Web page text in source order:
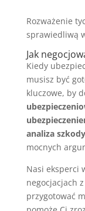
Rozważenie
sprawiedliwą
Jak
Kiedy
musisz być
kluczowe, by
analiza szkody
mocnych
Nasi eksperci
negocjacjach
przygotować